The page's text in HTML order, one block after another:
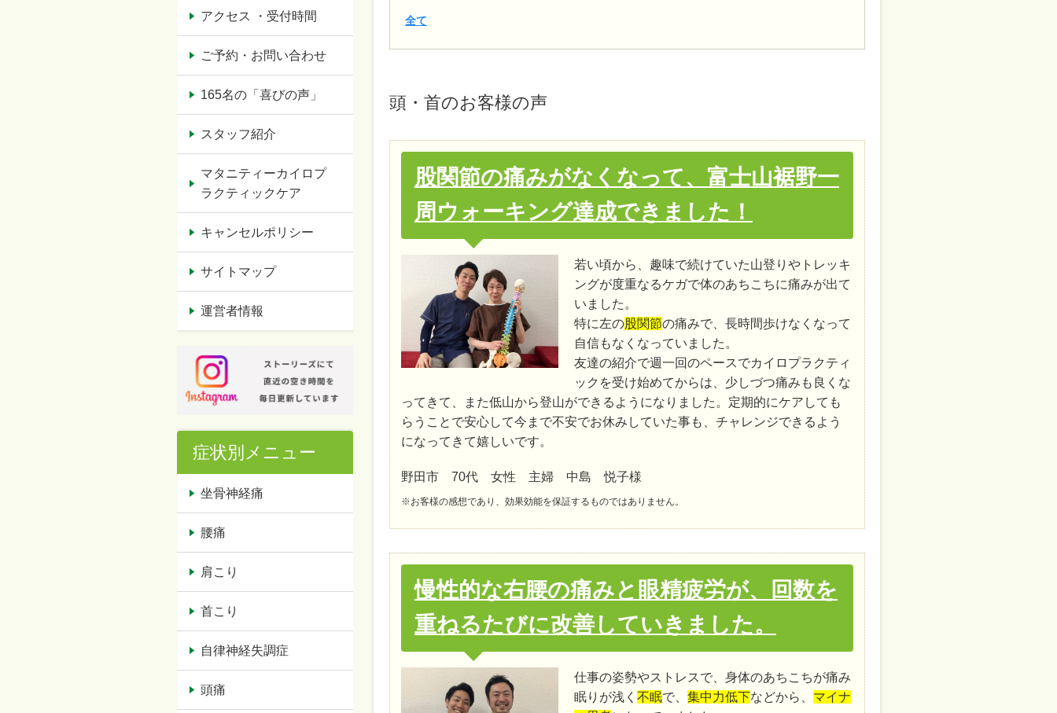
全て
頭・首のお客様の声
股関節の痛みがなくなって、富士山裾野一
周ウォーキング達成できました！
若い頃から、趣味で続けていた山登りやトレッキ
ングが度重なるケガで体のあちこちに痛みが出て
いました。
特に左の股関節の痛みで、長時間歩けなくなって
自信もなくなっていました。
友達の紹介で週一回のペースでカイロプラクティ
ックを受け始めてからは、少しづつ痛みも良くな
ってきて、また低山から登山ができるようになりました。定期的にケアしても
らうことで安心して今まで不安でお休みしていた事も、チャレンジできるよう
になってきて嬉しいです。
野田市 70代 女性 主婦 中島 悦子様
※お客様の感想であり、効果効能を保証するものではありません。
慢性的な右腰の痛みと眼精疲労が、回数を
重ねるたびに改善していきました。
仕事の姿勢やストレスで、身体のあちこちが痛み
眠りが浅く 不眠で、 集中力低下などから、 マイナ
アクセス ・受付時間
ご予約・お問い合わせ
165名の「喜びの声」
スタッフ紹介
マタニティーカイロプ
ラクティックケア
キャンセルポリシー
サイトマップ
運営者情報
症状別メニュー
坐骨神経痛
腰痛
肩こり
首こり
自律神経失調症
頭痛